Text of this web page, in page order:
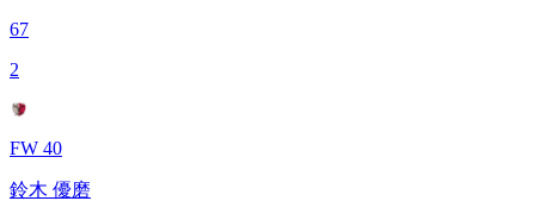
67
2
FW 40
鈴木 優磨